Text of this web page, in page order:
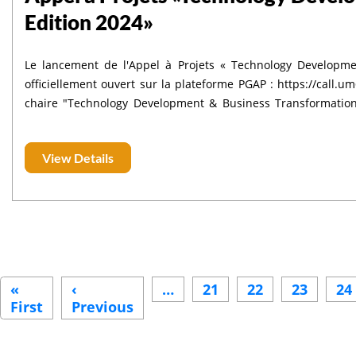
Edition 2024»
Le lancement de l'Appel à Projets « Technology
officiellement ouvert sur la plateforme PGAP : https://
chaire "Technology Development & Business
Hassan Premier et Mohammed VI Polytechnique. Le budget
View Details
Pagination
«
First First
page
‹
Previous Previous
page
… 21 22 23 24